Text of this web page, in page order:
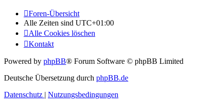
Foren-Übersicht
Alle Zeiten sind UTC+01:00
Alle Cookies löschen
Kontakt
Powered by phpBB® Forum Software © phpBB Limited
Deutsche Übersetzung durch phpBB.de
Datenschutz | Nutzungsbedingungen